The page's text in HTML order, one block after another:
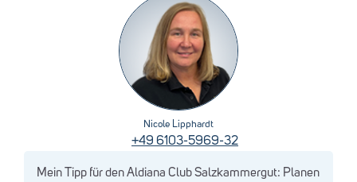
Nicole Lipphardt
+49 6103-5969-32
Mein Tipp für den Aldiana Club Salzkammergut: Planen Sie